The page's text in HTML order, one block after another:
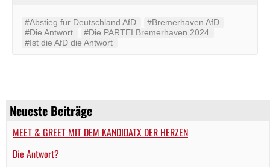
Neueste Beiträge
MEET & GREET MIT DEM KANDIDATX DER HERZEN
Die Antwort?
#Abstieg für Deutschland AfD
#Bremerhaven AfD
#Die Antwort
#Die PARTEI Bremerhaven 2024
#Ist die AfD die Antwort